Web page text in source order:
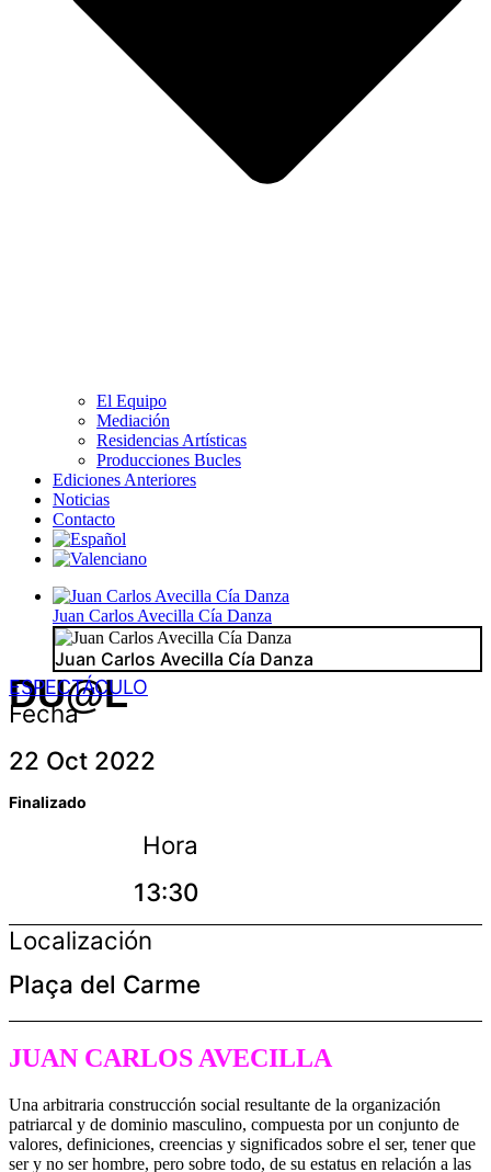
El Equipo
Mediación
Residencias Artísticas
Producciones Bucles
Ediciones Anteriores
Noticias
Contacto
Juan Carlos Avecilla Cía Danza
Juan Carlos Avecilla Cía Danza
DU@L
ESPECTÁCULO
Fecha
22 Oct 2022
Finalizado
Hora
13:30
Localización
Plaça del Carme
JUAN CARLOS AVECILLA
Una arbitraria construcción social resultante de la organización
patriarcal y de dominio masculino, compuesta por un conjunto de
valores, definiciones, creencias y significados sobre el ser, tener que
ser y no ser hombre, pero sobre todo, de su estatus en relación a las